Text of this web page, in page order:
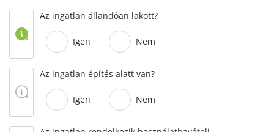
Az ingatlan állandóan lakott?
Igen Nem
Az ingatlan építés alatt van?
Igen Nem